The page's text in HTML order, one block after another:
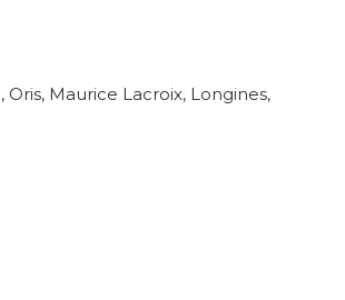
Maurice Lacroix, Longines,